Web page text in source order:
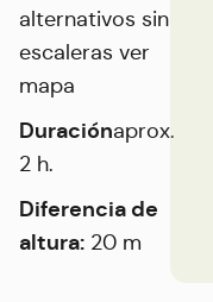
alternativos sin
escaleras ver
mapa
Duraciónaprox.
2 h.
Diferencia de
altura: 20 m